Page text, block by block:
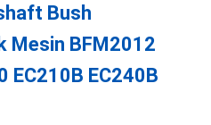
Bush
Mesin BFM2012
EC210B EC240B